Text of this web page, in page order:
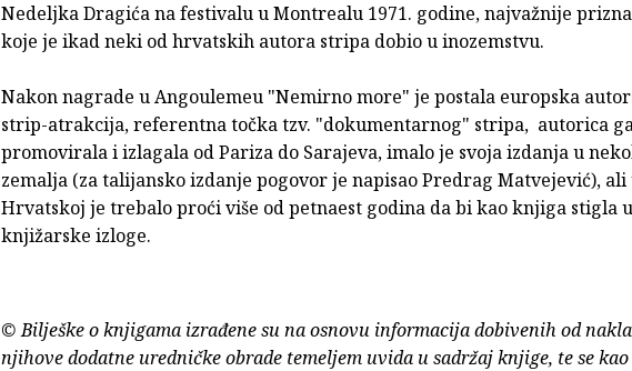
Nedeljka Dragića na festivalu u Montrealu 1971. godine, najvažnije
koje je ikad neki od hrvatskih autora stripa dobio u inozemstvu.
Nakon nagrade u Angoulemeu "Nemirno more" je postala europska
strip-atrakcija, referentna točka tzv. "dokumentarnog" stripa, autorica
promovirala i izlagala od Pariza do Sarajeva, imalo je svoja izdanja u
zemalja (za talijansko izdanje pogovor je napisao Predrag Matvejević), ali
Hrvatskoj je trebalo proći više od petnaest godina da bi kao knjiga stigla u
knjižarske izloge.
© Bilješke o knjigama izrađene su na osnovu informacija dobivenih od
njihove dodatne uredničke obrade temeljem uvida u sadržaj knjige, te se